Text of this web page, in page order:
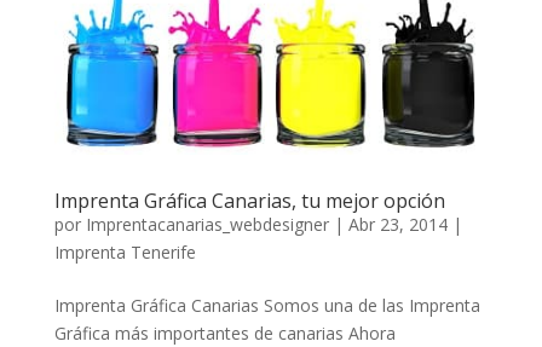
Imprenta Gráfica Canarias, tu mejor opción
por Imprentacanarias_webdesigner| Abr 23, 2014|
Imprenta Tenerife
Imprenta Gráfica Canarias Somos una de las Imprenta
Gráfica más importantes de canarias Ahora